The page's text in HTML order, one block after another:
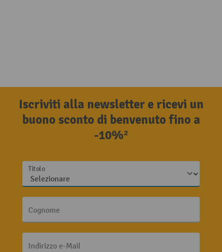
Iscriviti alla newsletter e ricevi un
buono sconto di benvenuto fino a
-10%²
Titolo
Cognome
Indirizzo e-Mail